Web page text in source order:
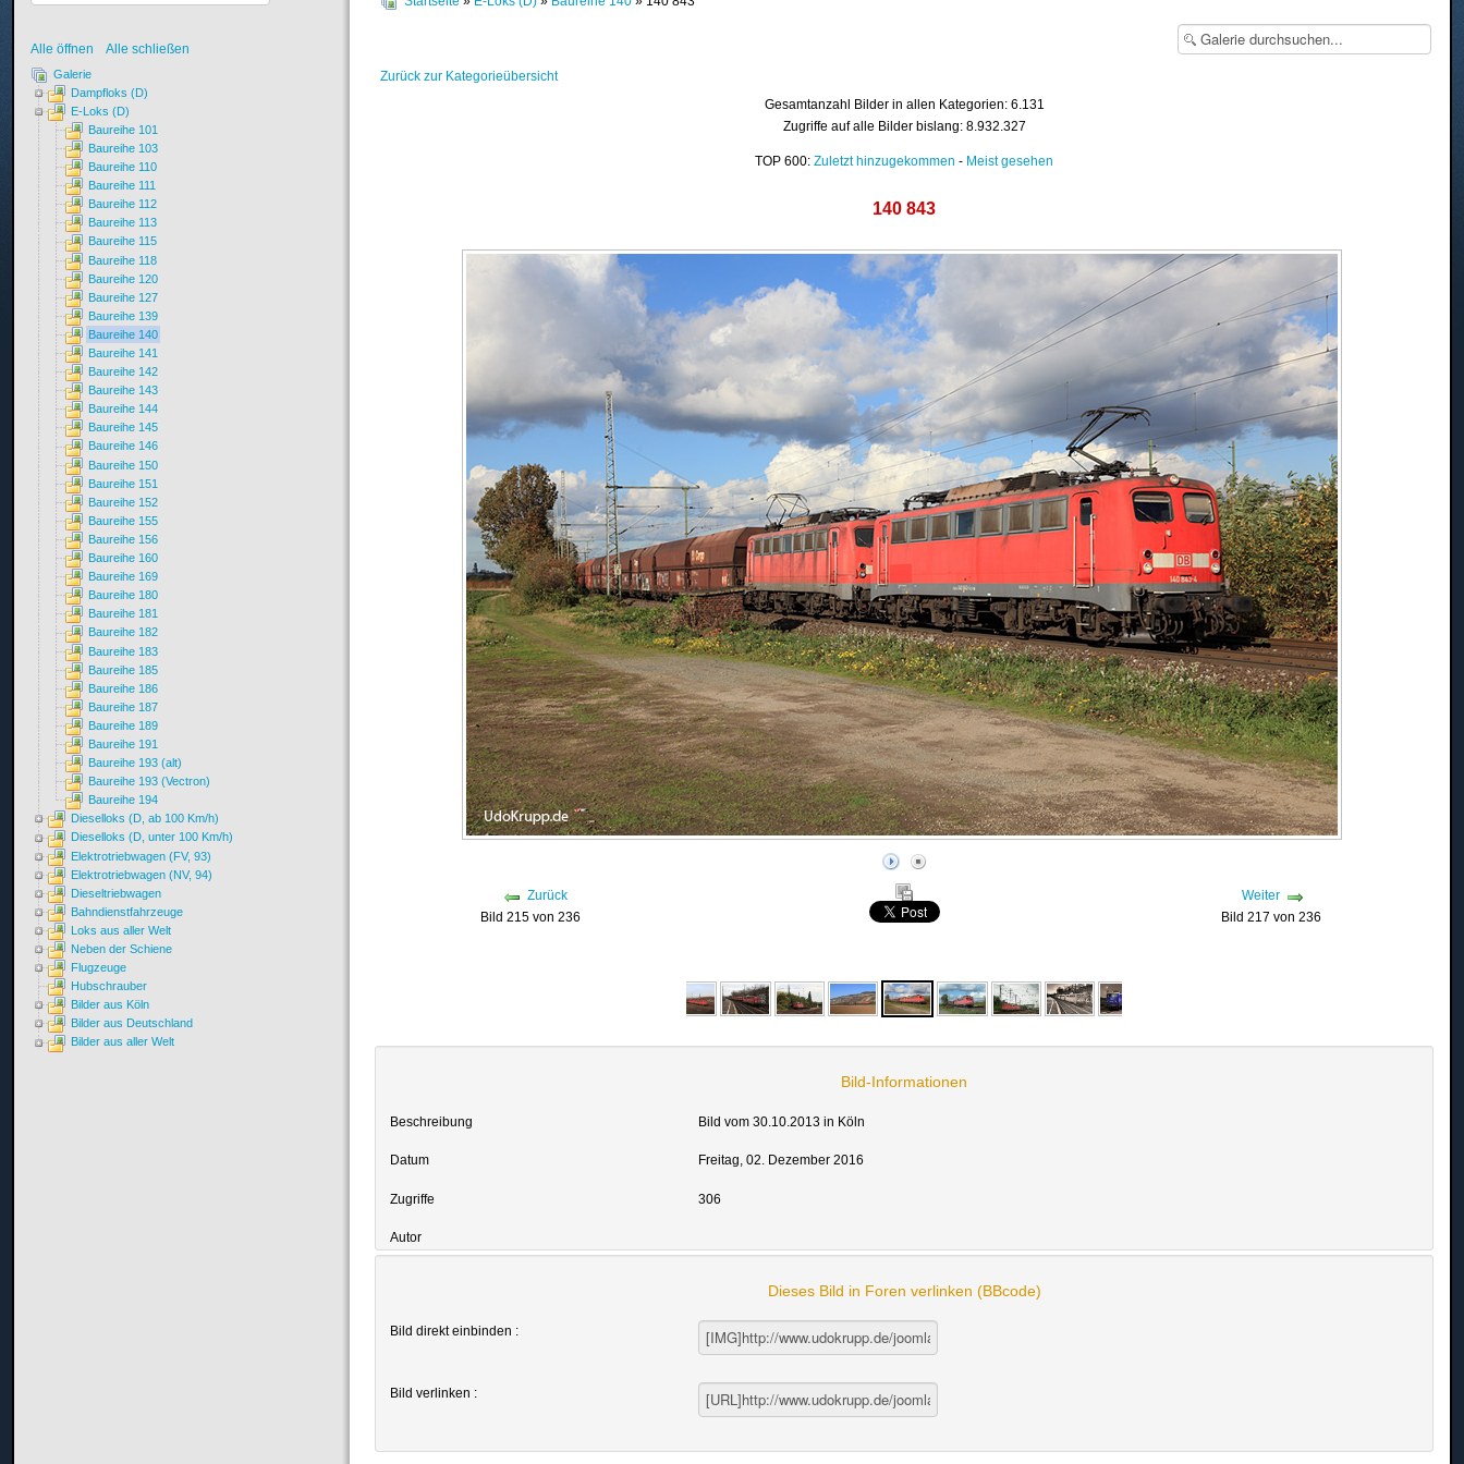
Zurück zur Kategorieübersicht
Gesamtanzahl Bilder in allen Kategorien: 6.131
Zugriffe auf alle Bilder bislang: 8.932.327
TOP 600:Zuletzt hinzugekommen - Meist gesehen
140 843
Zurück
Bild 215 von 236
Weiter
Bild 217 von 236
Bild-Informationen
Beschreibung Bild vom 30.10.2013 in Köln
Datum Freitag, 02. Dezember 2016
Zugriffe 306
Autor
Dieses Bild in Foren verlinken (BBcode)
Bild direkt einbinden :
Bild verlinken :
Alle öffnen Alle schließen
Galerie
Dampfloks (D)
E-Loks (D)
Baureihe 101
Baureihe 103
Baureihe 110
Baureihe 111
Baureihe 112
Baureihe 113
Baureihe 115
Baureihe 118
Baureihe 120
Baureihe 127
Baureihe 139
Baureihe 140
Baureihe 141
Baureihe 142
Baureihe 143
Baureihe 144
Baureihe 145
Baureihe 146
Baureihe 150
Baureihe 151
Baureihe 152
Baureihe 155
Baureihe 156
Baureihe 160
Baureihe 169
Baureihe 180
Baureihe 181
Baureihe 182
Baureihe 183
Baureihe 185
Baureihe 186
Baureihe 187
Baureihe 189
Baureihe 191
Baureihe 193 (alt)
Baureihe 193 (Vectron)
Baureihe 194
Dieselloks (D, ab 100 Km/h)
Dieselloks (D, unter 100 Km/h)
Elektrotriebwagen (FV, 93)
Elektrotriebwagen (NV, 94)
Dieseltriebwagen
Bahndienstfahrzeuge
Loks aus aller Welt
Neben der Schiene
Flugzeuge
Hubschrauber
Bilder aus Köln
Bilder aus Deutschland
Bilder aus aller Welt